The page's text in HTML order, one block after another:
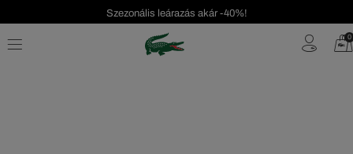
Szezonális leárazás akár -40%!
Ingyenes visszaküldés! 0